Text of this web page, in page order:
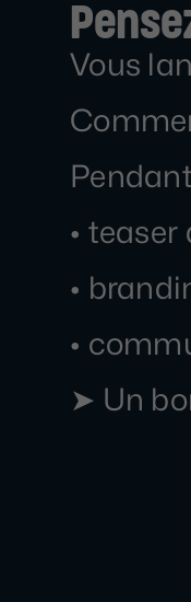
Vous
•
•
•
➤ Un